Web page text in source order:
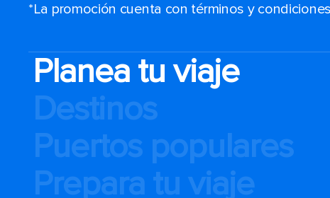
*La promoción cuenta con términos y
Planea tu viaje
Destinos
Puertos populares
Prepara tu viaje